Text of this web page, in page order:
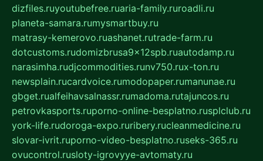
dizfiles.ruyoutubefree.ruaria-family.ruroadli.ru
planeta-samara.rumysmartbuy.ru
matrasy-kemerovo.ruashanet.rutrade-farm.ru
dotcustoms.rudomizbrusa9x12spb.ruautodamp.ru
narasimha.rudjcommodities.runv750.rux-ton.ru
newsplain.rucardvoice.rumodopaper.rumanunae.ru
gbget.rualfeihavsalnassr.rumadoma.rutajuncos.ru
petrovkasports.ruporno-online-besplatno.rusplclub.ru
york-life.rudoroga-expo.ruribery.rucleanmedicine.ru
slovar-ivrit.ruporno-video-besplatno.ruseks-365.ru
ovucontrol.rusloty-igrovyye-avtomaty.ru